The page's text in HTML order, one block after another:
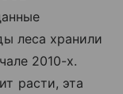
леса хранили
2010-х.
расти, эта